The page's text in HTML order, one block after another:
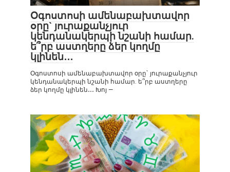
Օգոստոսի ամենաբախտավոր
օրը` յուրաքանչյուր
կենդանակերպի նշանի համար.
ե՞րբ աստղերը ձեր կողմը
կլինեն․․․
Օգոստոսի ամենաբախտավոր օրը` յուրաքանչյուր
կենդանակերպի նշանի համար. ե՞րբ աստղերը
ձեր կողմը կլինեն․․․ Խոյ —